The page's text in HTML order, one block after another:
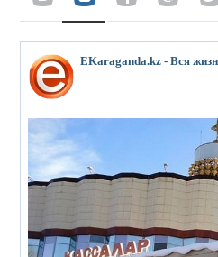
EKaraganda.kz - Вся